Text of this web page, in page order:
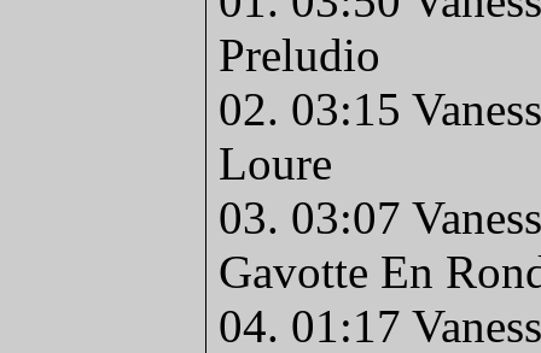
Preludio
02. 03:15
Loure
03. 03:07
Gavotte En
04. 01:17